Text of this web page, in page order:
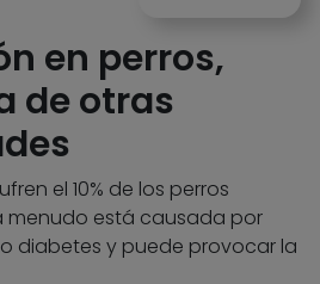
en perros,
de otras
el 10% de los perros
menudo está causada por
diabetes y puede provocar la